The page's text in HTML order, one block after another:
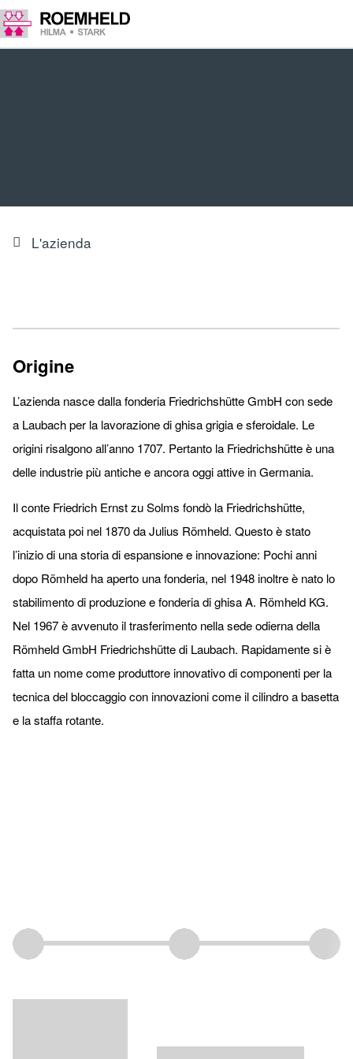
L'azienda
Origine
L’azienda nasce dalla fonderia Friedrichshütte GmbH con sede
a Laubach per la lavorazione di ghisa grigia e sferoidale. Le
origini risalgono all’anno 1707. Pertanto la Friedrichshütte è una
delle industrie più antiche e ancora oggi attive in Germania.
Il conte Friedrich Ernst zu Solms fondò la Friedrichshütte,
acquistata poi nel 1870 da Julius Römheld. Questo è stato
l’inizio di una storia di espansione e innovazione: Pochi anni
dopo Römheld ha aperto una fonderia, nel 1948 inoltre è nato lo
stabilimento di produzione e fonderia di ghisa A. Römheld KG.
Nel 1967 è avvenuto il trasferimento nella sede odierna della
Römheld GmbH Friedrichshütte di Laubach. Rapidamente si è
fatta un nome come produttore innovativo di componenti per la
tecnica del bloccaggio con innovazioni come il cilindro a basetta
e la staffa rotante.